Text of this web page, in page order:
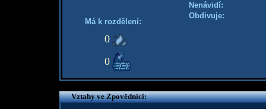
Má k rozdělení:
0
0
Nenávidí:
Obdivuje:
Vztahy ve Zpovědnici: